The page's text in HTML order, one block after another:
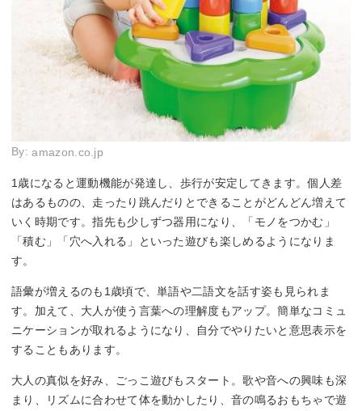
By:amazon.co.jp
1歳になると運動機能が発達し、歩行が安定してきます。個人差
はあるものの、走ったり跳んだりとできることがどんどん増えて
いく時期です。指先も少しずつ器用になり、「モノをつかむ」
「積む」「穴へ入れる」といった遊びも楽しめるようになりま
す。
語彙が増えるのも1歳頃で、単語や二語文を話す姿も見られま
す。加えて、大人が使う言葉への理解度もアップ。簡単なコミュ
ニケーションが取れるようになり、自分でやりたいと意思表示を
することもあります。
大人の真似を好み、ごっこ遊びもスタート。歌や音への興味も深
まり、リズムに合わせて体を動かしたり、音の鳴るおもちゃで遊